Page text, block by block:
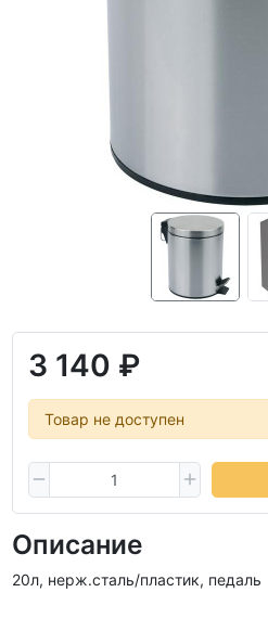
3 140 ₽
Товар не доступен
Описание
20л, нерж.сталь/пластик, педаль